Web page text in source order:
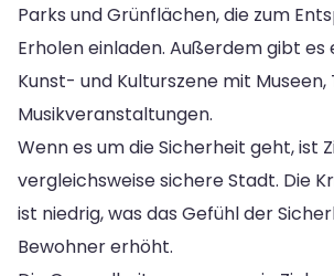
Parks und Grünflächen, die zum
Erholen einladen. Außerdem gibt es
Kunst- und Kulturszene mit
Musikveranstaltungen.
Wenn es um die Sicherheit geht, ist
vergleichsweise sichere Stadt. Die
ist niedrig, was das Gefühl der
Bewohner erhöht.